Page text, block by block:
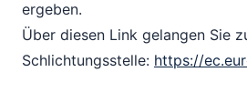
ergeben.
Über diesen Link gelangen Sie
Schlichtungsstelle: https://